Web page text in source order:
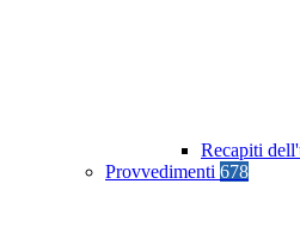
Recapiti
Provvedimenti 678